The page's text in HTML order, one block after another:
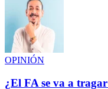
OPINIÓN
¿El FA se va a